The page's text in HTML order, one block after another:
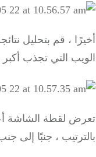
، قم بتحليل
التي تجذب أكبر
لقطة الشاشة
، جنبًا إلى جنب